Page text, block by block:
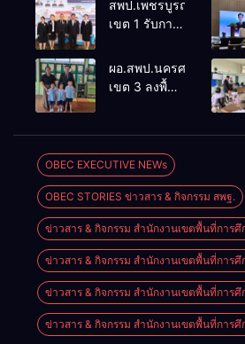
สพป.เพชรบูรณ์
เขต 1 รับการ
ประเมินผล
เชิงประจักษ์
ต้นแบบ”
ระดับประเทศ
รุ่นที่ 3 ประจำ
ปีงบประมาณ
พ.ศ. 2569
ผอ.สพป.นครศรีธรรมราช
เขต 3 ลงพื้นที่
ปากพนัง
OBEC EXECUTIVE NEWs
OBEC STORIES ข่าวสาร & กิจกรรม สพฐ.
ข่าวสาร & กิจกรรม สำนักงานเขตพื้นที่การ
ข่าวสาร & กิจกรรม สำนักงานเขตพื้นที่การ
ข่าวสาร & กิจกรรม สำนักงานเขตพื้นที่การ
ข่าวสาร & กิจกรรม สำนักงานเขตพื้นที่การ